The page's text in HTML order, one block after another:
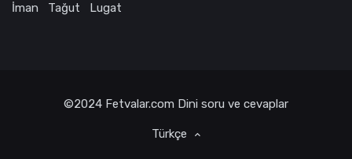
İman Tağut Lugat
©2024 Fetvalar.com Dini soru ve cevaplar
Türkçe